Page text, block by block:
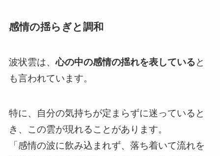
感情の揺らぎと調和
波状雲は、心の中の感情の揺れを表していると
も言われています。
特に、自分の気持ちが定まらずに迷っていると
き、この雲が現れることがあります。
「感情の波に飲み込まれず、落ち着いて流れを